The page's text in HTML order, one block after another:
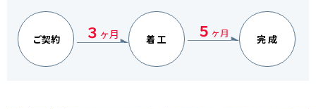
ご契約 ３ ヶ月 着 工 ５ ヶ月 完 成